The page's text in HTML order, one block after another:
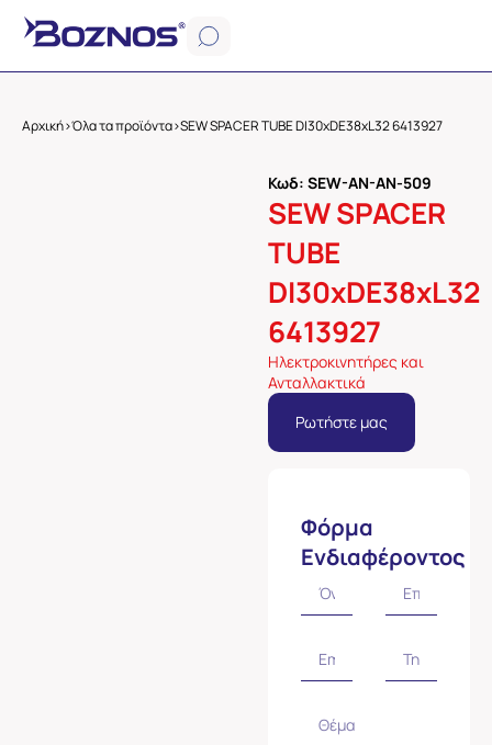
Αρχική>Όλα τα προϊόντα>SEW SPACER TUBE DI30xDE38xL32 6413927
Κωδ: SEW-AN-AN-509
SEW SPACER
TUBE
DI30xDE38xL32
6413927
Ηλεκτροκινητήρες και
Ανταλλακτικά
Ρωτήστε μας
Φόρμα
Ενδιαφέροντος